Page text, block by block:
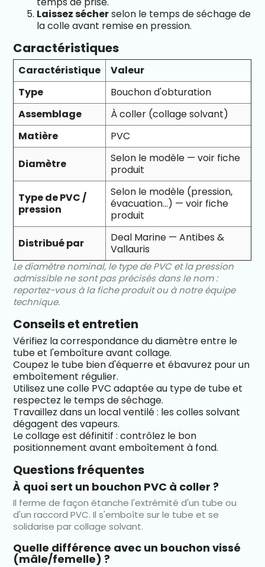
Laissez sécherselon le temps de séchage de
la colle avant remise en pression.
Caractéristiques
Caractéristique
Valeur
Type
Bouchon d'obturation
Assemblage
À coller (collage solvant)
Matière
PVC
Diamètre
Selon le modèle — voir fiche
produit
Type de PVC /
pression
Selon le modèle (pression,
évacuation…) — voir fiche
produit
Distribué par
Deal Marine — Antibes &
Vallauris
Le diamètre nominal, le type de PVC et la pression
admissible ne sont pas précisés dans le nom :
reportez-vous à la fiche produit ou à notre équipe
technique.
Conseils et entretien
Vérifiez la correspondance du diamètre entre le
tube et l'emboîture avant collage.
Coupez le tube bien d'équerre et ébavurez pour un
emboîtement régulier.
Utilisez une colle PVC adaptée au type de tube et
respectez le temps de séchage.
Travaillez dans un local ventilé : les colles solvant
dégagent des vapeurs.
Le collage est définitif : contrôlez le bon
positionnement avant emboîtement à fond.
Questions fréquentes
À quoi sert un bouchon PVC à coller ?
Il ferme de façon étanche l'extrémité d'un tube ou
d'un raccord PVC. Il s'emboîte sur le tube et se
solidarise par collage solvant.
Quelle différence avec un bouchon vissé
(mâle/femelle) ?